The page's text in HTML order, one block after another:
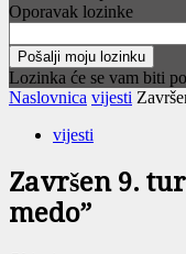
Oporavak lozinke
Lozinka će se vam biti
Naslovnica vijesti
vijesti
Završen 9.
medo”